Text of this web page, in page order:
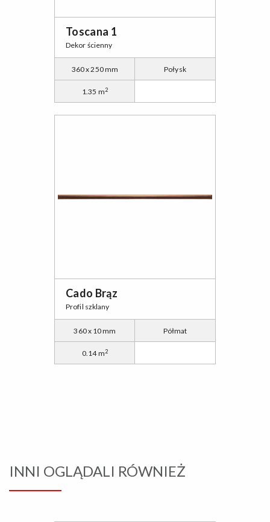
Toscana 1
Dekor ścienny
360 x 250 mm Połysk
1.35 m2
Cado Brąz
Profil szklany
360 x 10 mm Półmat
0.14 m2
INNI OGLĄDALI RÓWNIEŻ